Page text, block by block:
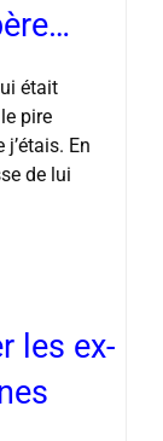
était
pire
En
de lui
les ex-